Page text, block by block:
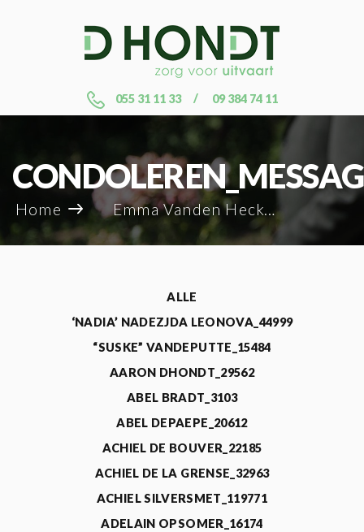
055 31 11 33 09 384 74 11
Home Emma Vanden Hecke_128544
ALLE
‘NADIA’ NADEZJDA LEONOVA_44999
“SUSKE” VANDEPUTTE_15484
AARON DHONDT_29562
ABEL BRADT_3103
ABEL DEPAEPE_20612
ACHIEL DE BOUVER_22185
ACHIEL DE LA GRENSE_32963
ACHIEL SILVERSMET_119771
ADELAIN OPSOMER_16174